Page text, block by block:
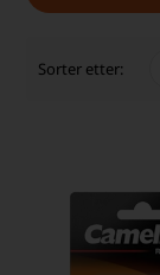
Sorter etter: